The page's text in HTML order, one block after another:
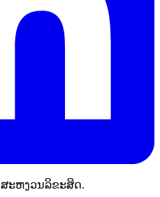
ສະຫງວນລິຂະສິດ.